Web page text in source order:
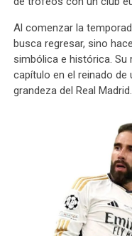
Al comenzar la
busca regresar, sino
simbólica e histórica.
capítulo en el reinado de
grandeza del Real Madrid.